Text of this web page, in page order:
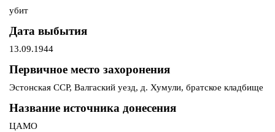
убит
Дата выбытия
13.09.1944
Первичное место захоронения
Эстонская ССР, Валгаский уезд, д. Хумули, братское кладбище
Название источника донесения
ЦАМО